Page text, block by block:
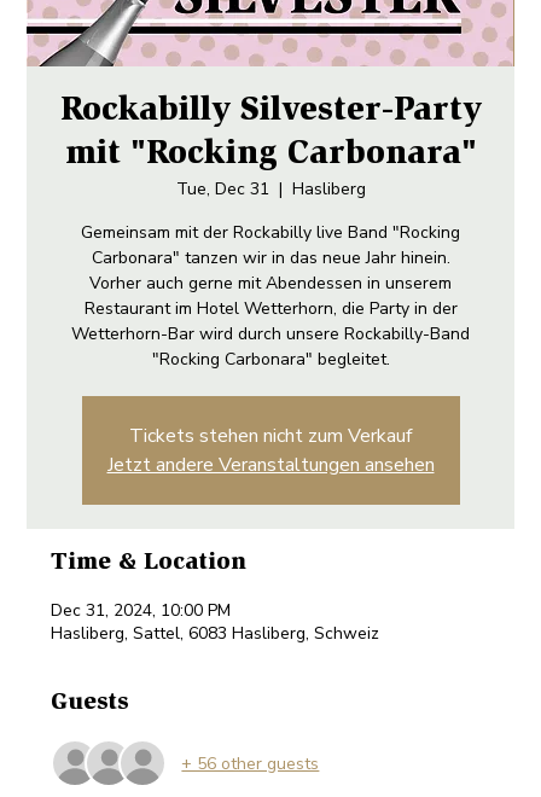
Rockabilly Silvester-Party
mit "Rocking Carbonara"
Tue, Dec 31
  |
Hasliberg
Gemeinsam mit der Rockabilly live Band "Rocking
Carbonara" tanzen wir in das neue Jahr hinein.
Vorher auch gerne mit Abendessen in unserem
Restaurant im Hotel Wetterhorn, die Party in der
Wetterhorn-Bar wird durch unsere Rockabilly-Band
"Rocking Carbonara" begleitet.
Tickets stehen nicht zum Verkauf
Jetzt andere Veranstaltungen ansehen
Time & Location
Dec 31, 2024, 10:00 PM
Hasliberg, Sattel, 6083 Hasliberg, Schweiz
Guests
+ 56 other guests